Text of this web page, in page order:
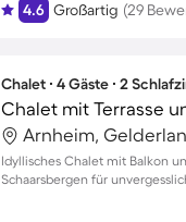
4.6 Großartig (29
Chalet ∙ 4 Gäste ∙ 2
Chalet mit Terrasse
Arnheim,
Idyllisches Chalet mit Balkon
Schaarsbergen für